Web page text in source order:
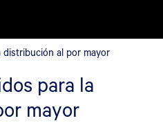
al por mayor
distribución al por mayor
para la
mayor